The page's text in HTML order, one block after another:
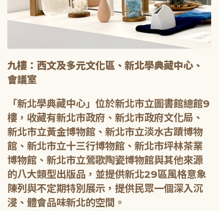
九樓：西文及多元文化區、新北學典藏中心、
會議室
「新北學典藏中心」位於新北市立圖書館總館9
樓，收藏有新北市政府、新北市政府文化局、
新北市立黃金博物館、新北市立淡水古蹟博物
館、新北市立十三行博物館、新北市坪林茶業
博物館、新北市立鶯歌陶瓷博物館與其他來源
的八大類型出版品，並提供新北29區風格意象
陳列與不定期特別展示，提供民眾一個深入沉
浸、體會品味新北的空間。